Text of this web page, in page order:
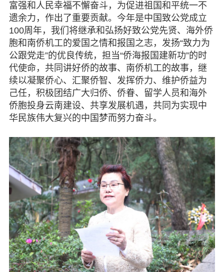
富强和人民幸福不懈奋斗，为促进祖国和平统一不
遗余力，作出了重要贡献。今年是中国致公党成立
100周年，我们将继承和弘扬好致公党先贤、海外侨
胞和南侨机工的爱国之情和报国之志，发扬“致力为
公跟党走”的优良传统，担当“侨海报国建新功”的时
代使命，共同讲好侨的故事、南侨机工的故事，继
续以凝聚侨心、汇聚侨智、发挥侨力、维护侨益为
己任，积极团结广大归侨、侨眷、留学人员和海外
侨胞投身云南建设、共享发展机遇，共同为实现中
华民族伟大复兴的中国梦而努力奋斗。